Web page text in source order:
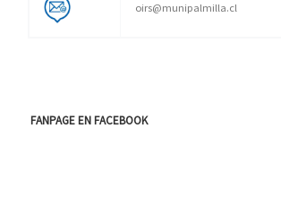
oirs@munipalmilla.cl
FANPAGE EN FACEBOOK